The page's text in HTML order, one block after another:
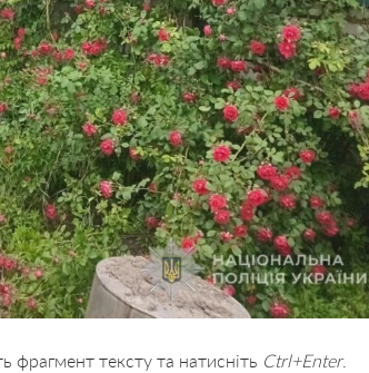
фрагмент тексту та натисніть Ctrl+Enter.